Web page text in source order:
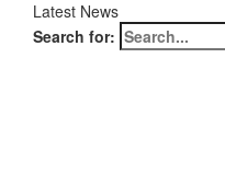
Latest News
Search for: